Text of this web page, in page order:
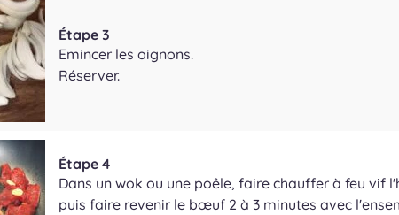
Étape 3
Emincer les oignons.
Réserver.
Étape 4
Dans un wok ou une poêle, faire chauffer à feu vif
puis faire revenir le bœuf 2 à 3 minutes avec